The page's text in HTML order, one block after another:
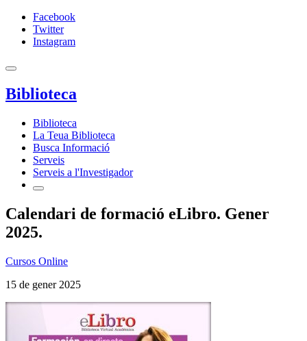
Facebook
Twitter
Instagram
Biblioteca
Biblioteca
La Teua Biblioteca
Busca Informació
Serveis
Serveis a l'Investigador
Calendari de formació eLibro. Gener
2025.
Cursos Online
15 de gener 2025